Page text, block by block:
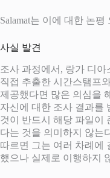
Salamat는 이에 대한 논
사실 발견
조사 과정에서, 랑가 디
직접 추출한 시간스탬프
제공했다면 많은 의심을
자신에 대한 조사 결과를
것이 반드시 해당 파일이
다는 것을 의미하지 않는
따르면 그는 여러 차례에
했으나 실제로 이행하지